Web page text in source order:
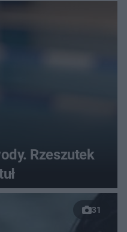
Rzeszutek
31